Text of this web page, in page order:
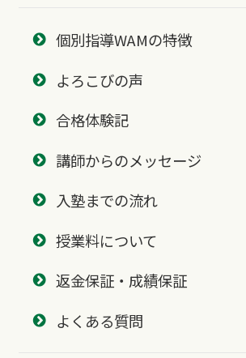
個別指導WAMの特徴
よろこびの声
合格体験記
講師からのメッセージ
入塾までの流れ
授業料について
返金保証・成績保証
よくある質問